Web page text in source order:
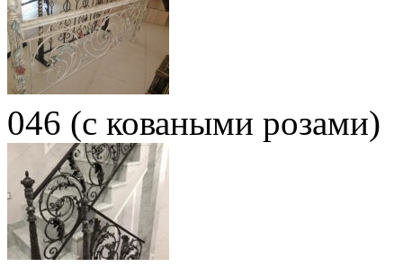
046 (с коваными розами)